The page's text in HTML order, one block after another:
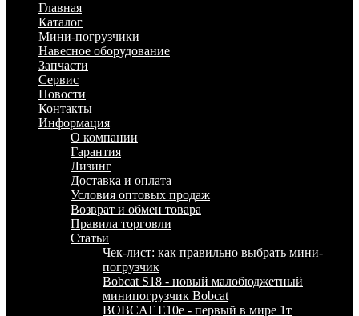
Главная
Каталог
Мини-погрузчики
Навесное оборудование
Запчасти
Сервис
Новости
Контакты
Информация
О компании
Гарантия
Лизинг
Доставка и оплата
Условия оптовых продаж
Возврат и обмен товара
Правила торговли
Статьи
Чек-лист: как правильно выбрать мини-
погрузчик
Bobcat S18 - новый малобюджетный
минипогрузчик Bobcat
BOBCAT E10e - первый в мире 1т